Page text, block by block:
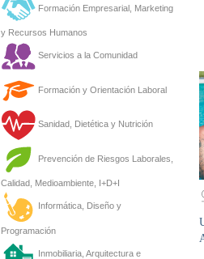
Formación Empresarial, Marketing
y Recursos Humanos
Servicios a la Comunidad
Formación y Orientación Laboral
Sanidad, Dietética y Nutrición
Prevención de Riesgos Laborales,
Calidad, Medioambiente, I+D+I
Informática, Diseño y
Programación
Inmobiliaria, Arquitectura e